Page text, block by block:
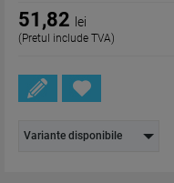
51,82 lei
(Pretul include TVA)
Variante disponibile